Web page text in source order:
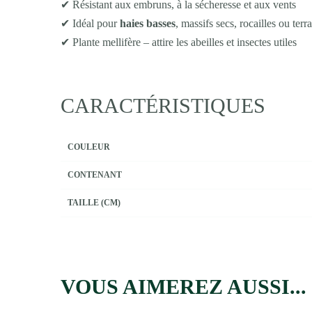
✔ Résistant aux embruns, à la sécheresse et aux vents
✔ Idéal pourhaies basses, massifs secs, rocailles ou
✔ Plante mellifère – attire les abeilles et insectes utiles
CARACTÉRISTIQUES
COULEUR
CONTENANT
TAILLE (CM)
VOUS AIMEREZ AUSSI...